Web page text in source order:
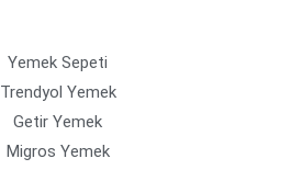
Yemek Sepeti
Trendyol Yemek
Getir Yemek
Migros Yemek